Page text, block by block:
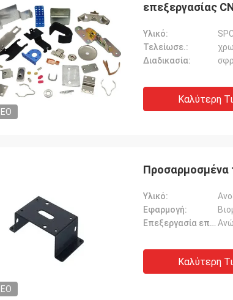
επεξεργασίας
Υλικό:
Τελείωσε.:
Διαδικασία:
Καλύτερη
Προσαρμοσμένα
Υλικό:
Εφαρμογή:
Επεξεργασία επιφάνειας:
Καλύτερη